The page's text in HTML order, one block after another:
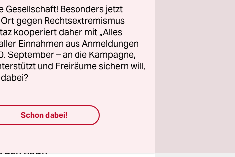
gegen
und einem
Laut der
der
Die
worden.
den Zaun
Besonders jetzt
gegen Rechtsextremismus
kooperiert daher mit „Alles
Einnahmen aus Anmeldungen
September – an die Kampagne,
und Freiräume sichern will,
Schon dabei!